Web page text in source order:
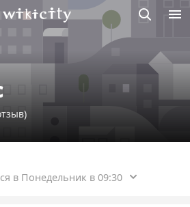
Викисити
в Понедельник в 09:30